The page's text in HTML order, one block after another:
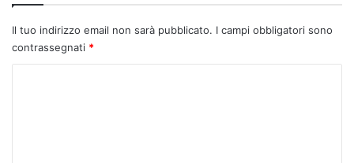
Il tuo indirizzo email non sarà pubblicato. I campi obbligatori sono
contrassegnati *